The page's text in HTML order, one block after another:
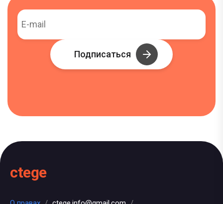
Подписаться
ctege